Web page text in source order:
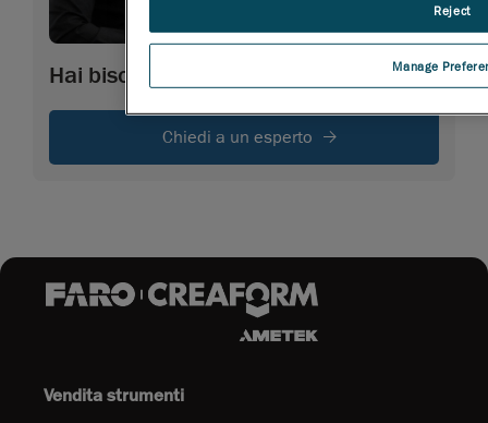
Hai bisogno di più informazion
Chiedi a un esperto
Vendita strumenti
Manage
Reject